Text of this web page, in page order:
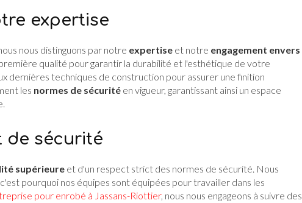
expertise
nous distinguons par notre expertise et notre engagement envers
qualité pour garantir la durabilité et l'esthétique de votre
dernières techniques de construction pour assurer une finition
les normes de sécurité en vigueur, garantissant ainsi un espace
de sécurité
supérieure et d'un respect strict des normes de sécurité. Nous
pourquoi nos équipes sont équipées pour travailler dans les
pour enrobé à Jassans-Riottier, nous nous engageons à suivre des